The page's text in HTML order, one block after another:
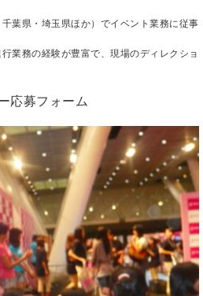
葉県・埼玉県ほか）でイベント業務に従事
業務の経験が豊富で、現場のディレクショ
応募フォーム